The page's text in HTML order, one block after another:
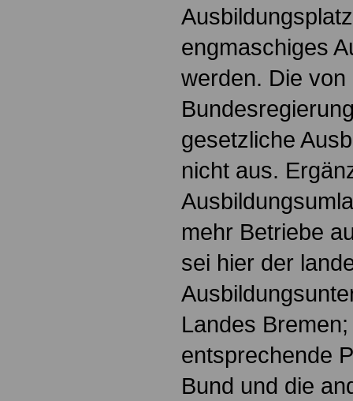
engmaschiges
werden. Die
gesetzliche
nicht aus.
mehr Betriebe
sei hier der
Landes
entsprechende
Bund und die